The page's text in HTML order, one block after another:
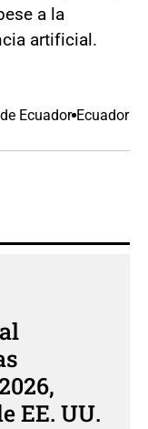
a la
artificial.
Ecuador Ecuador
EE. UU.